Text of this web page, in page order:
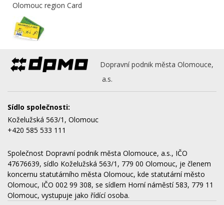
Olomouc region Card
Dopravní podnik města Olomouce,
a.s.
Sídlo společnosti:
Koželužská 563/1, Olomouc
+420 585 533 111
Společnost Dopravní podnik města Olomouce, a.s., IČO
47676639, sídlo Koželužská 563/1, 779 00 Olomouc, je členem
koncernu statutárního města Olomouc, kde statutární město
Olomouc, IČO 002 99 308, se sídlem Horní náměstí 583, 779 11
Olomouc, vystupuje jako řídící osoba.